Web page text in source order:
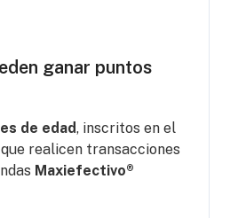
ganar puntos
de edad, inscritos en el
realicen transacciones
Maxiefectivo®